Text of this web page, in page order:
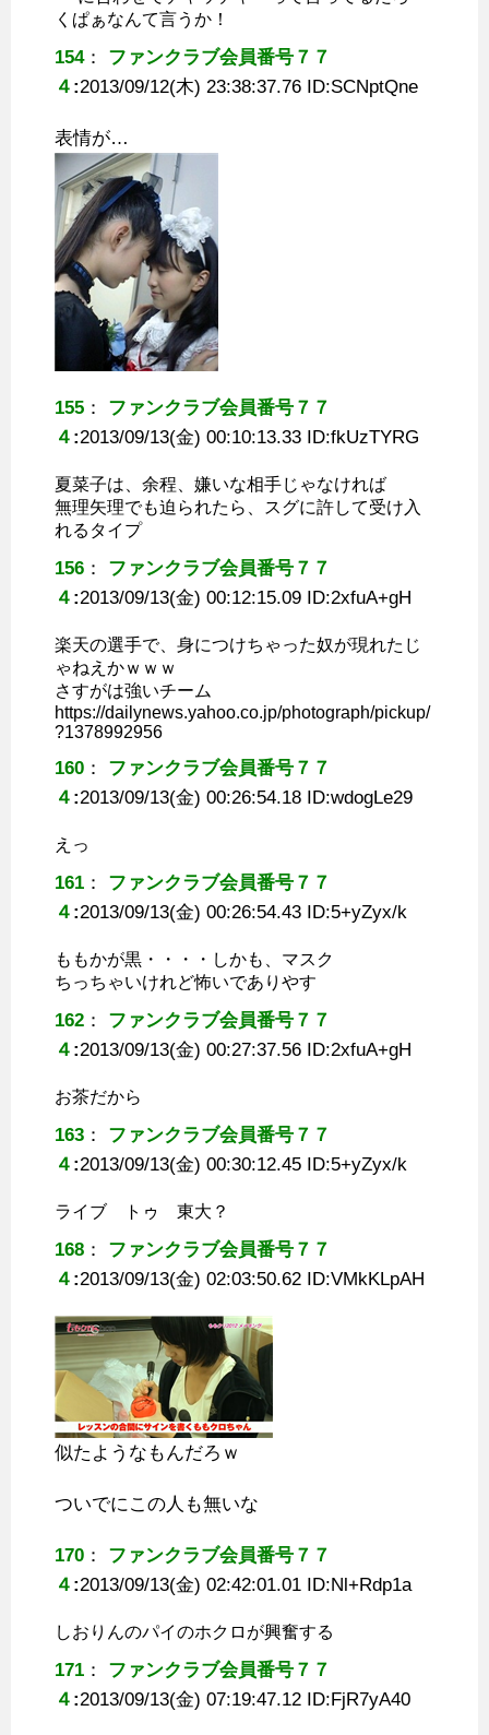
くぱぁなんて言うか！
154： ファンクラブ会員番号７７
４ :2013/09/12(木) 23:38:37.76 ID:SCNptQne
表情が…
155 ： ファンクラブ会員番号７７
４ :2013/09/13(金) 00:10:13.33 ID:fkUzTYRG
夏菜子は、余程、嫌いな相手じゃなければ
無理矢理でも迫られたら、スグに許して受け入
れるタイプ
156 ： ファンクラブ会員番号７７
４ :2013/09/13(金) 00:12:15.09 ID:2xfuA+gH
楽天の選手で、身につけちゃった奴が現れたじ
ゃねえかｗｗｗ
さすがは強いチーム
https://dailynews.yahoo.co.jp/photograph/pickup/
?1378992956
160 ： ファンクラブ会員番号７７
４ :2013/09/13(金) 00:26:54.18 ID:wdogLe29
えっ
161 ： ファンクラブ会員番号７７
４ :2013/09/13(金) 00:26:54.43 ID:5+yZyx/k
ももかが黒・・・・しかも、マスク
ちっちゃいけれど怖いでありやす
162 ： ファンクラブ会員番号７７
４ :2013/09/13(金) 00:27:37.56 ID:2xfuA+gH
お茶だから
163 ： ファンクラブ会員番号７７
４ :2013/09/13(金) 00:30:12.45 ID:5+yZyx/k
ライブ トゥ 東大？
168 ： ファンクラブ会員番号７７
４ :2013/09/13(金) 02:03:50.62 ID:VMkKLpAH
似たようなもんだろｗ
ついでにこの人も無いな
170 ： ファンクラブ会員番号７７
４ :2013/09/13(金) 02:42:01.01 ID:Nl+Rdp1a
しおりんのパイのホクロが興奮する
171 ： ファンクラブ会員番号７７
４ :2013/09/13(金) 07:19:47.12 ID:FjR7yA40